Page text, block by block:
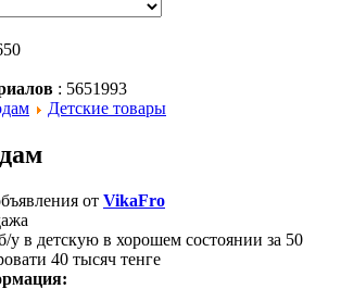
: 5651993
Детские товары
от VikaFro
у в детскую в хорошем состоянии за 50
40 тысяч тенге